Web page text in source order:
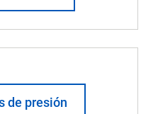
de presión